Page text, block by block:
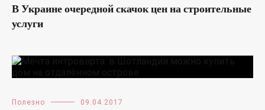
В Украине очередной скачок цен на строительные
услуги
Полезно 09.04.2017